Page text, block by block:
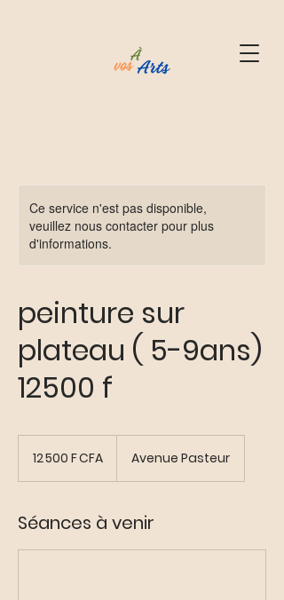
Ce service n'est pas disponible,
veuillez nous contacter pour plus
d'informations.
peinture sur
plateau ( 5-9ans)
12500 f
12 500 F CFA Avenue Pasteur
Séances à venir